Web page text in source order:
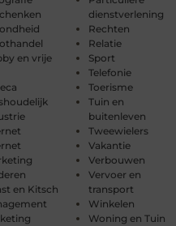
en vrije
en Kitsch
dienstverlening
Rechten
Relatie
Sport
Telefonie
Toerisme
Tuin en
buitenleven
Tweewielers
Vakantie
Verbouwen
Vervoer en
transport
Winkelen
Woning en Tuin